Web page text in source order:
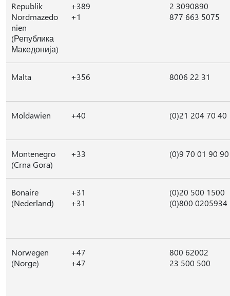
Republik
Nordmazedo
nien
(Република
Македонија)
+389
+1
2 3090890
877 663 5075
Malta +356 8006 22 31
Moldawien +40 (0)21 204 70 40
Montenegro
(Crna Gora)
+33 (0)9 70 01 90 90
Bonaire
(Nederland)
+31
+31
(0)20 500 1500
(0)800 0205934
Norwegen
(Norge)
+47
+47
800 62002
23 500 500